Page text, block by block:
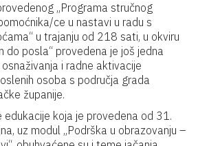
„Programa stručnog
ce u nastavi u radu s
u trajanju od 218 sati, u okviru
do posla“ provedena je još jedna
i radne aktivacije
osoba s područja grada
županije.
edukacije koja je provedena od 31.
uz modul „Podrška u obrazovanju –